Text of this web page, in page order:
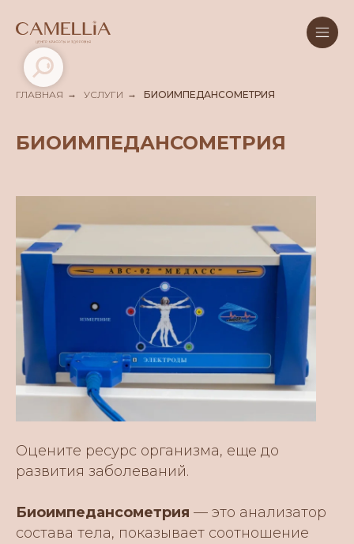
ГЛАВНАЯ → УСЛУГИ → БИОИМПЕДАНСОМЕТРИЯ
БИОИМПЕДАНСОМЕТРИЯ
Оцените ресурс организма, еще до
развития заболеваний.
Биоимпедансометрия — это анализатор
состава тела, показывает соотношение